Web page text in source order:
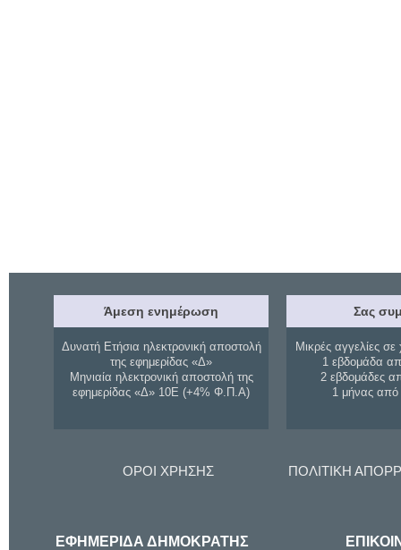
Άμεση ενημέρωση
Δυνατή Ετήσια ηλεκτρονική αποστολή
της εφημερίδας «Δ»
Μηνιαία ηλεκτρονική αποστολή της
εφημερίδας «Δ» 10Ε (+4% Φ.Π.Α)
Σας
Μικρές αγγελίες σε
1 εβδομάδα
2 εβδομάδες
1 μήνας
ΟΡΟΙ ΧΡΗΣΗΣ ΠΟΛΙΤΙΚΗ
ΕΦΗΜΕΡΙΔΑ ΔΗΜΟΚΡΑΤΗΣ